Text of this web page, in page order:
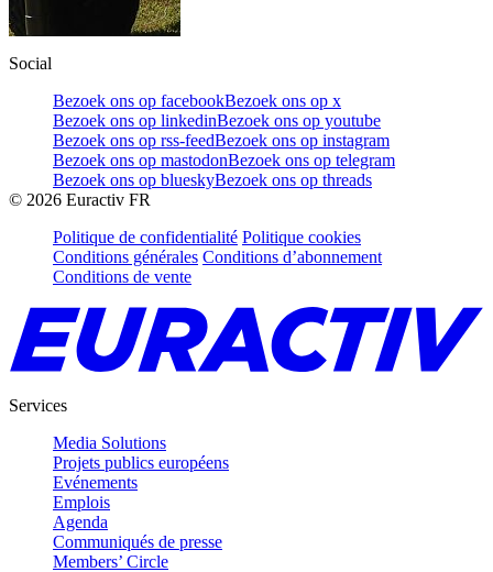
Social
Bezoek ons op facebookBezoek ons op x
Bezoek ons op linkedinBezoek ons op youtube
Bezoek ons op rss-feedBezoek ons op instagram
Bezoek ons op mastodonBezoek ons op telegram
Bezoek ons op blueskyBezoek ons op threads
© 2026 Euractiv FR
Politique de confidentialité Politique cookies
Conditions générales Conditions d’abonnement
Conditions de vente
Services
Media Solutions
Projets publics européens
Evénements
Emplois
Agenda
Communiqués de presse
Members’ Circle